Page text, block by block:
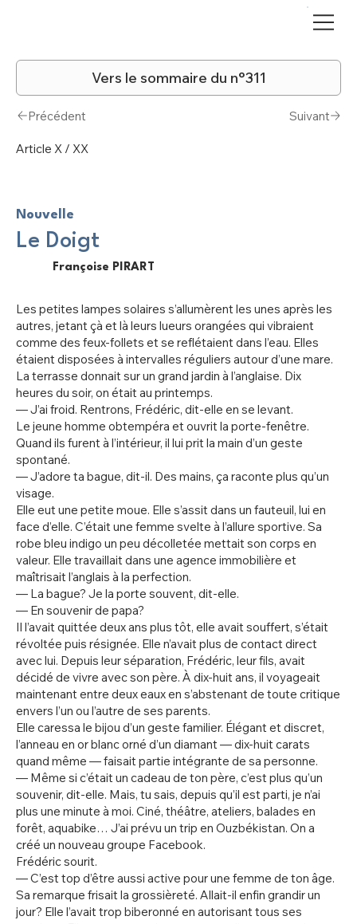
Nouvelle
Le Doigt
Françoise PIRART
Les petites lampes solaires s’allumèrent les unes après les
autres, jetant çà et là leurs lueurs orangées qui vibraient
comme des feux-follets et se reflétaient dans l’eau. Elles
étaient disposées à intervalles réguliers autour d’une mare.
La terrasse donnait sur un grand jardin à l’anglaise. Dix
heures du soir, on était au printemps.
— J’ai froid. Rentrons, Frédéric, dit-elle en se levant.
Le jeune homme obtempéra et ouvrit la porte-fenêtre.
Quand ils furent à l’intérieur, il lui prit la main d’un geste
spontané.
— J’adore ta bague, dit-il. Des mains, ça raconte plus qu’un
visage.
Elle eut une petite moue. Elle s’assit dans un fauteuil, lui en
face d’elle. C’était une femme svelte à l’allure sportive. Sa
robe bleu indigo un peu décolletée mettait son corps en
valeur. Elle travaillait dans une agence immobilière et
maîtrisait l’anglais à la perfection.
— La bague? Je la porte souvent, dit-elle.
— En souvenir de papa?
Il l’avait quittée deux ans plus tôt, elle avait souffert, s’était
révoltée puis résignée. Elle n’avait plus de contact direct
avec lui. Depuis leur séparation, Frédéric, leur fils, avait
décidé de vivre avec son père. À dix-huit ans, il voyageait
maintenant entre deux eaux en s’abstenant de toute critique
envers l’un ou l’autre de ses parents.
Elle caressa le bijou d’un geste familier. Élégant et discret,
l’anneau en or blanc orné d’un diamant — dix-huit carats
quand même — faisait partie intégrante de sa personne.
— Même si c’était un cadeau de ton père, c’est plus qu’un
souvenir, dit-elle. Mais, tu sais, depuis qu’il est parti, je n’ai
plus une minute à moi. Ciné, théâtre, ateliers, balades en
forêt, aquabike… J’ai prévu un trip en Ouzbékistan. On a
créé un nouveau groupe Facebook.
Frédéric sourit.
— C’est top d’être aussi active pour une femme de ton âge.
Sa remarque frisait la grossièreté. Allait-il enfin grandir un
jour? Elle l’avait trop biberonné en autorisant tous ses
Vers le sommaire du n°311
Article X / XX
Précédent Suivant